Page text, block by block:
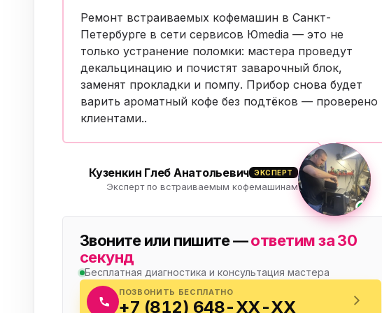
Фототехника
Оргтехника
Аудиотехника
Электротранспорт
Электроинструмент
Садовая техника
Винный шкаф
Отопительный
котел
Пароконвектомат
Сушильная машина
Ремонт встраиваемых кофемашин в Санкт-
Петербурге в сети сервисов Юmedia — это не
только устранение поломки: мастера проведут
декальцинацию и почистят заварочный блок,
заменят прокладки и помпу. Прибор снова будет
варить ароматный кофе без подтёков — проверено
клиентами..
Кузенкин Глеб Анатольевич ЭКСПЕРТ
Эксперт по встраиваемым кофемашинам
Звоните или пишите —ответим за 30
секунд
Бесплатная диагностика и консультация мастера
ПОЗВОНИТЬ БЕСПЛАТНО
+7 (812) 648-XX-XX